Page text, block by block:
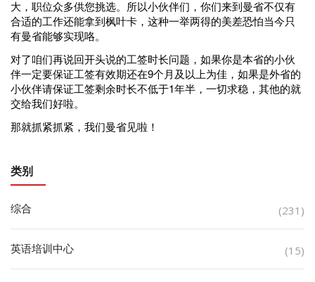
大，职位众多供您挑选。所以小伙伴们，你们来到曼省不仅有
合适的工作还能拿到枫叶卡，这种一举两得的美差恐怕当今只
有曼省能够实现咯。
对了咱们再说回开头说的工签时长问题，如果你是本省的小伙
伴一定要保证工签有效期还在9个月及以上为佳，如果是外省的
小伙伴请保证工签剩余时长不低于1年半，一切求稳，其他的就
交给我们好啦。
那就抓紧抓紧，我们曼省见啦！
类别
综合 (231)
英语培训中心 (15)